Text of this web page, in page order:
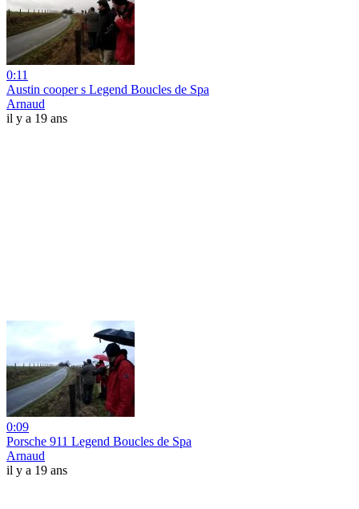
0:11
Austin cooper s Legend Boucles de Spa
Arnaud
il y a 19 ans
0:09
Porsche 911 Legend Boucles de Spa
Arnaud
il y a 19 ans